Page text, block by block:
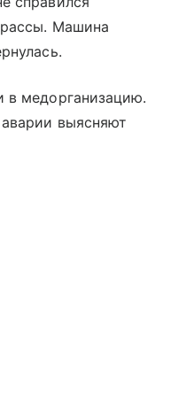
Машина
в медорганизацию.
выясняют